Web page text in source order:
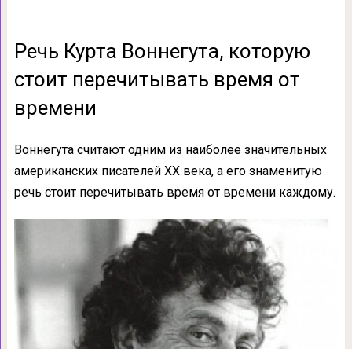
Речь Курта Воннегута, которую
стоит перечитывать время от
времени
Воннегута считают одним из наиболее значительных
американских писателей XX века, а его знаменитую
речь стоит перечитывать время от времени каждому.